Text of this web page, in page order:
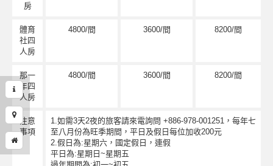
房
體育
社四
人房
4800/間 3600/間 8200/間
那一
年四
人房
4800/間 3600/間 8200/間
注意
事項
1.如需3天2夜的旅客請來電詢問 +886-978-001251，每年七
至八月份為旺季期間，平日及假日每位加收200元
2.假日為:星期六，國定假日，連假
平日為:星期日~星期五